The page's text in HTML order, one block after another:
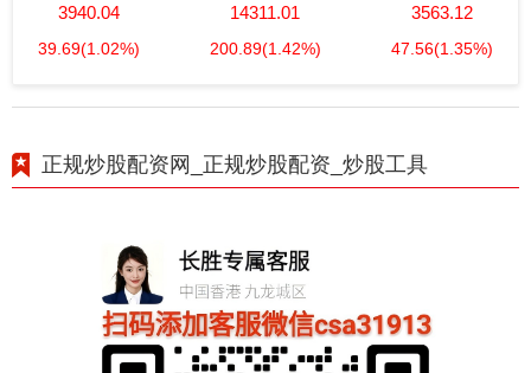
3940.04
39.69(1.02%)
14311.01
200.89(1.42%)
3563.12
47.56(1.35%)
正规炒股配资网_正规炒股配资_炒股工具